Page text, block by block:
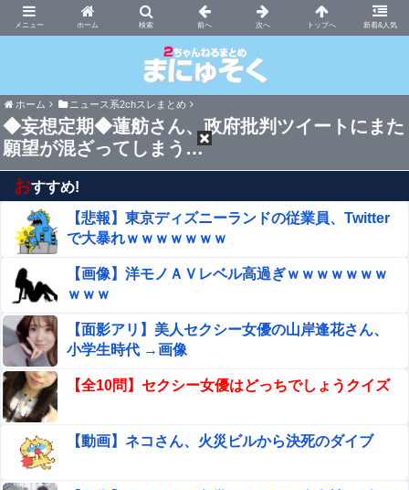
ホーム 新着&人気
まにゅそく 2chまとめニュース速報VIP
ホーム ニュース系2chスレまとめ
◆妄想定期◆蓮舫さん、政府批判ツイートにまた
願望が混ざってしまう…
おすすめ!
【悲報】東京ディズニーランドの従業員、Twitter
で大暴れｗｗｗｗｗｗｗ
【画像】洋モノＡＶレベル高過ぎｗｗｗｗｗｗｗ
ｗｗｗ
【面影アリ】美人セクシー女優の山岸逢花さん、
小学生時代 →画像
【全10問】セクシー女優はどっちでしょうクイズ
【動画】ネコさん、火災ビルから決死のダイブ